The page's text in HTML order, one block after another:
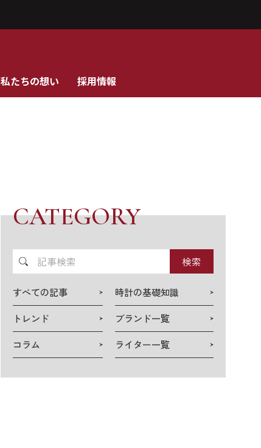
私たちの想い 採用情報
CATEGORY
記
事
検
索
すべての記事
トレンド
コラム
時計の基礎知識
ブランド一覧
ライター一覧